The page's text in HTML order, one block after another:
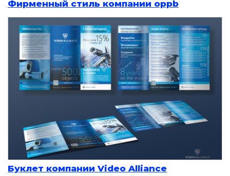
Фирменный стиль компании oppb
Буклет компании Video Alliance